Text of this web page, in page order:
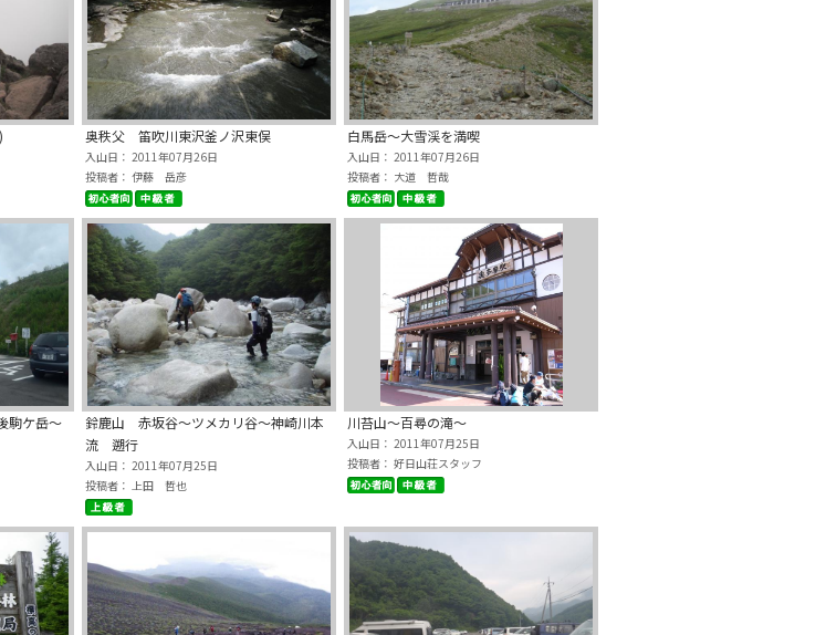
奥秩父 笛吹川東沢釜ノ沢東俣
入山日： 2011年07月26日
投稿者： 伊藤 岳彦
白馬岳～大雪渓を満喫
入山日： 2011年07月26日
投稿者： 大道 哲哉
駒ケ岳～
鈴鹿山 赤坂谷～ツメカリ谷～神崎川本
流 遡行
入山日： 2011年07月25日
投稿者： 上田 哲也
川苔山～百尋の滝～
入山日： 2011年07月25日
投稿者： 好日山荘スタッフ